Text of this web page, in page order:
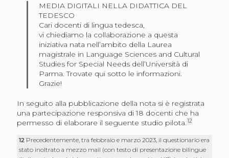
MEDIA DIGITALI NELLA DIDATTICA DEL
TEDESCO
Cari docenti di lingua tedesca,
vi chiediamo la collaborazione a questa
iniziativa nata nell’ambito della Laurea
magistrale in Language Sciences and Cultural
Studies for Special Needs dell’Università di
Parma. Trovate qui sotto le informazioni.
Grazie!
In seguito alla pubblicazione della nota si è registrata
una partecipazione responsiva di 18 docenti che ha
permesso di elaborare il seguente studio pilota.12
12 Precedentemente, tra febbraio e marzo 2023, il questionario era
stato inoltrato a mezzo mail (con testo di presentazione bilingue